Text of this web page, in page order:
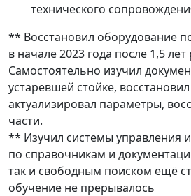
технического
** Восстановил оборудование
в начале 2023 года после 1,5
Самостоятельно изучил
устаревшей стойке,
актуализировал параметры,
части.
** Изучил системы управления
по справочникам и
так и свободным поиском ещё
обучение не прерывалось